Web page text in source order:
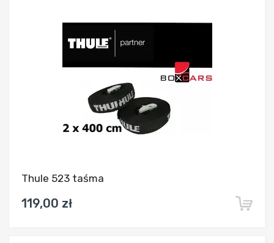
Thule 523 taśma
119,00 zł